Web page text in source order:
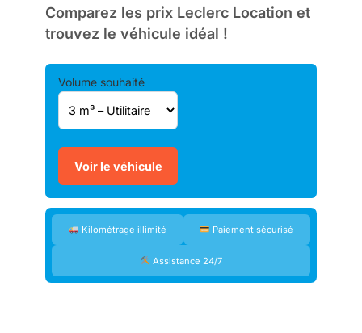
Comparez les prix Leclerc Location et
trouvez le véhicule idéal !
Volume souhaité
Voir le véhicule
Kilométrage illimité Paiement sécurisé
Assistance 24/7